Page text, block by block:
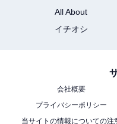
ム3選
All About
イチオシ
会社概要
プライバシーポリシー
当サイトの情報についての注